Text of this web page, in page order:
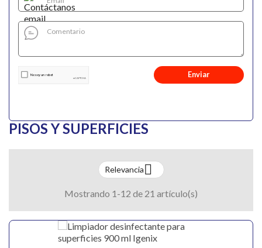
Enviar
PISOS Y SUPERFICIES
Relevancia
Mostrando 1-12 de 21 artículo(s)